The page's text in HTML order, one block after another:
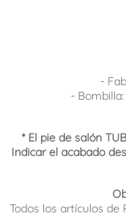
-
- Bombilla:
* El pie de salón
Indicar el acabado
Todos los artículos de